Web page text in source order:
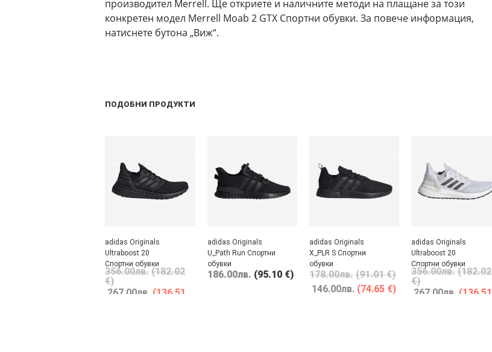
производител Merrell. Ще откриете и наличните методи на плащане за този
конкретен модел Merrell Moab 2 GTX Спортни обувки. За повече информация,
натиснете бутона „Виж“.
ПОДОБНИ ПРОДУКТИ
adidas Originals
Ultraboost 20
Спортни обувки
356.00лв. (182.02
€)
267.00лв. (136.51
adidas Originals
U_Path Run Спортни
обувки
186.00лв. (95.10 €)
adidas Originals
X_PLR S Спортни
обувки
178.00лв. (91.01 €)
146.00лв. (74.65 €)
adidas Originals
Ultraboost 20
Спортни обувки
356.00лв. (182.02
€)
267.00лв. (136.51